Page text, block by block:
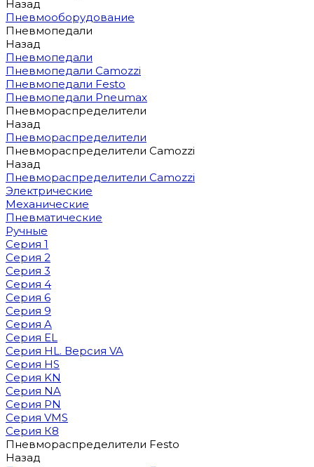
Назад
Пневмооборудование
Пневмопедали
Назад
Пневмопедали
Пневмопедали Camozzi
Пневмопедали Festo
Пневмопедали Pneumax
Пневмораспределители
Назад
Пневмораспределители
Пневмораспределители Camozzi
Назад
Пневмораспределители Camozzi
Электрические
Механические
Пневматические
Ручные
Серия 1
Серия 2
Серия 3
Серия 4
Серия 6
Серия 9
Серия A
Серия EL
Серия HL. Версия VA
Серия HS
Серия KN
Серия NA
Серия PN
Серия VMS
Серия К8
Пневмораспределители Festo
Назад